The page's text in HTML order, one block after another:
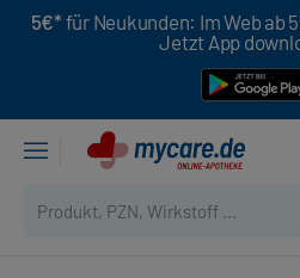
5€* für Neukunden: Im Web ab
Jetzt App